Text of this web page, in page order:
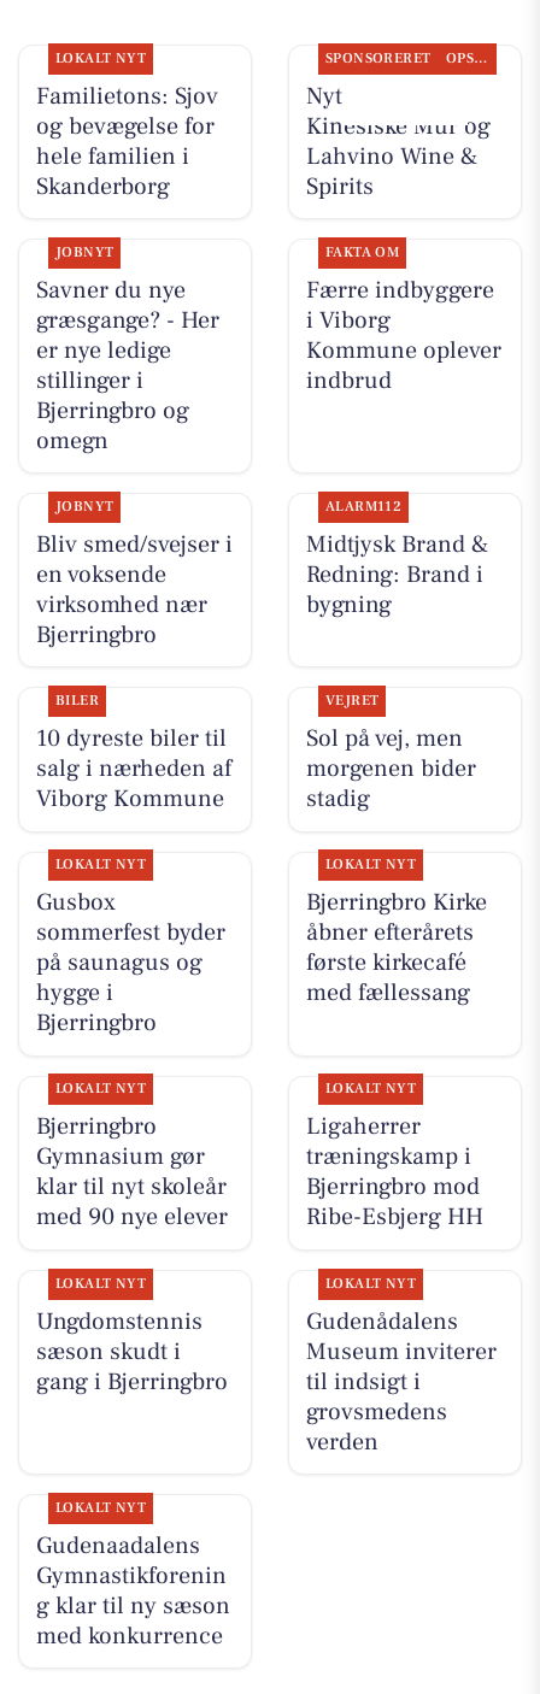
LOKALT NYT
Familietons: Sjov
og bevægelse for
hele familien i
Skanderborg
SPONSORERET OPSLAGSTAVLEN
Nyt fra Den
Kinesiske Mur og
Lahvino Wine &
Spirits
JOBNYT
Savner du nye
græsgange? - Her
er nye ledige
stillinger i
Bjerringbro og
omegn
FAKTA OM
Færre indbyggere
i Viborg
Kommune oplever
indbrud
JOBNYT
Bliv smed/svejser i
en voksende
virksomhed nær
Bjerringbro
ALARM112
Midtjysk Brand &
Redning: Brand i
bygning
BILER
10 dyreste biler til
salg i nærheden af
Viborg Kommune
VEJRET
Sol på vej, men
morgenen bider
stadig
LOKALT NYT
Gusbox
sommerfest byder
på saunagus og
hygge i
Bjerringbro
LOKALT NYT
Bjerringbro Kirke
åbner efterårets
første kirkecafé
med fællessang
LOKALT NYT
Bjerringbro
Gymnasium gør
klar til nyt skoleår
med 90 nye elever
LOKALT NYT
Ligaherrer
træningskamp i
Bjerringbro mod
Ribe-Esbjerg HH
LOKALT NYT
Ungdomstennis
sæson skudt i
gang i Bjerringbro
LOKALT NYT
Gudenådalens
Museum inviterer
til indsigt i
grovsmedens
verden
LOKALT NYT
Gudenaadalens
Gymnastikforenin
g klar til ny sæson
med konkurrence